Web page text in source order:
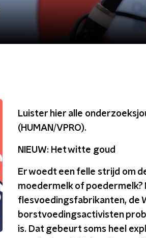
Luister hier alle
(HUMAN/VPRO).
NIEUW: Het witte goud
Er woedt een felle strijd om
moedermelk of
flesvoedingsfabrikanten, de
borstvoedingsactivisten
is. Dat gebeurt soms heel